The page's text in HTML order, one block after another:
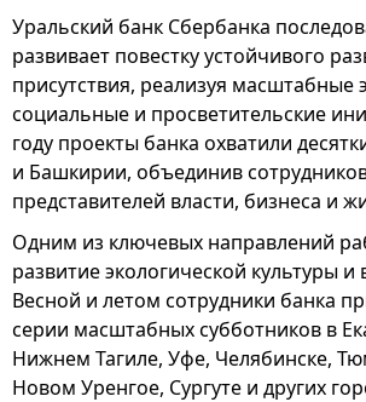
Уральский банк Сбербанка
развивает повестку устойчивого
присутствия, реализуя масштабные
социальные и просветительские
году проекты банка охватили
и Башкирии, объединив
представителей власти, бизнеса и
Одним из ключевых направлений
развитие экологической культуры и
Весной и летом сотрудники банка
серии масштабных субботников в
Нижнем Тагиле, Уфе, Челябинске,
Новом Уренгое, Сургуте и других